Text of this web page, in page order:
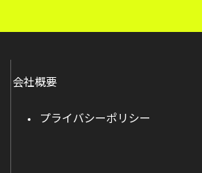
会社概要
プライバシーポリシー